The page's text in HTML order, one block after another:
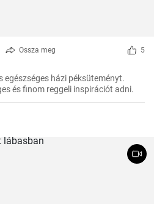
Ossza meg 5
egészséges házi péksüteményt.
és finom reggeli inspirációt adni.